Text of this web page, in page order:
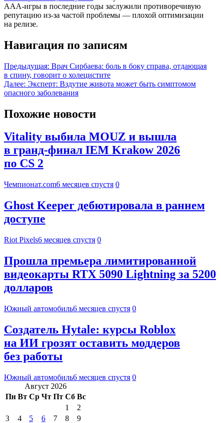
ААА-игры в последние годы заслужили противоречивую
репутацию из-за частой проблемы — плохой оптимизации
на релизе.
Навигация по записям
Предыдущая: Врач Сирбаева: боль в боку справа, отдающая
в спину, говорит о холецистите
Далее: Эксперт: Вздутие живота может быть симптомом
опасного заболевания
Похожие новости
Vitality выбила MOUZ и вышла
в гранд-финал IEM Krakow 2026
по CS 2
Чемпионат.com6 месяцев спустя 0
Ghost Keeper дебютировала в раннем
доступе
Riot Pixels6 месяцев спустя 0
Прошла премьера лимитированной
видеокарты RTX 5090 Lightning за 5200
долларов
Южный автомобиль6 месяцев спустя 0
Создатель Hytale: курсы Roblox
на ИИ грозят оставить моддеров
без работы
Южный автомобиль6 месяцев спустя 0
Август 2026
Пн Вт Ср Чт Пт Сб Вс
1
2
3
4 5 6 7 8
9